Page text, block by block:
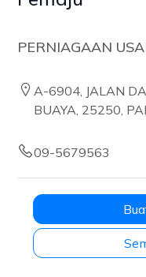
PERNIAGAAN
A-6904, JALAN
BUAYA, 25250,
09-5679563